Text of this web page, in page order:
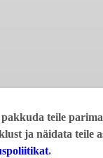
teile
ja näidata teile
.